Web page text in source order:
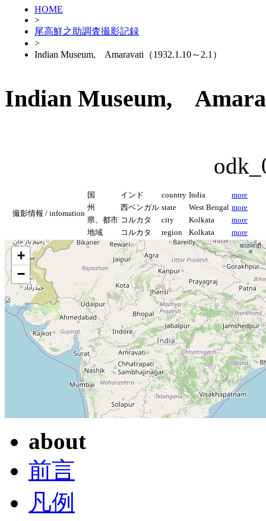
HOME
>
尾高鮮之助調査撮影記録
>
Indian Museum, Amaravati（1932.1.10～2.1）
Indian Museum,
撮影情報 / infomation
国 インド country India
more
州
西ベンガル state West Bengal more
県、都市 コルカタ city Kolkata
more
地域
コルカタ region Kolkata more
+
−
about
前言
凡例